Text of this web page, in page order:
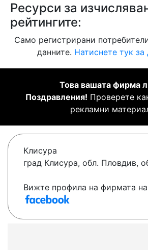
Ресурси за
рейтингите:
Само регистрирани
данните. Натиснете тук за
Това вашата фирма
Поздравления! Проверете
рекламни
Клисура
град Клисура, обл. Пловдив,
Вижте профила на фирмата на